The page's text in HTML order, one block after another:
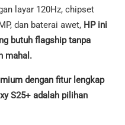
layar 120Hz, chipset
dan baterai awet, HP ini
butuh flagship tanpa
mahal.
dengan fitur lengkap
S25+ adalah pilihan